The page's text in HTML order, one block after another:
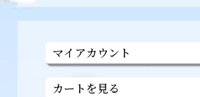
マイアカウント
カートを見る